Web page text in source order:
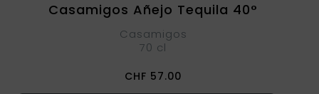
Casamigos Añejo Tequila 40°
Casamigos
70 cl
CHF 57.00